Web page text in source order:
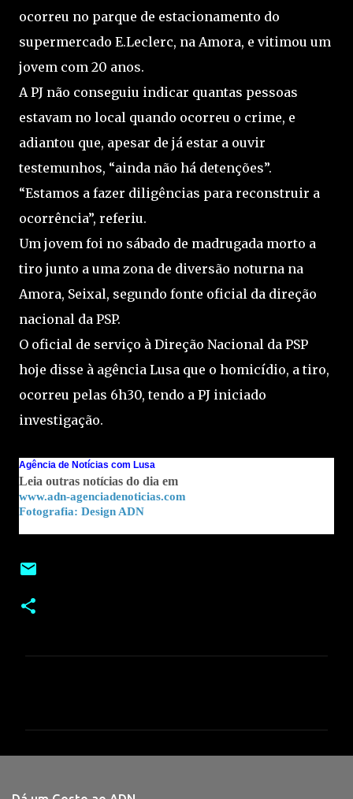
ocorreu no parque de estacionamento do
supermercado E.Leclerc, na Amora, e vitimou um
jovem com 20 anos.
A PJ não conseguiu indicar quantas pessoas
estavam no local quando ocorreu o crime, e
adiantou que, apesar de já estar a ouvir
testemunhos, “ainda não há detenções”.
“Estamos a fazer diligências para reconstruir a
ocorrência”, referiu.
Um jovem foi no sábado de madrugada morto a
tiro junto a uma zona de diversão noturna na
Amora, Seixal, segundo fonte oficial da direção
nacional da PSP.
O oficial de serviço à Direção Nacional da PSP
hoje disse à agência Lusa que o homicídio, a tiro,
ocorreu pelas 6h30, tendo a PJ iniciado
investigação.
Agência de Notícias com Lusa
Leia outras notícias do dia em
www.adn-agenciadenoticias.com
Fotografia: Design ADN
t